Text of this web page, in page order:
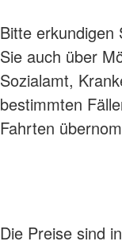
Bitte erkundigen
Sie auch über
Sozialamt,
bestimmten
Fahrten
Die Preise sind